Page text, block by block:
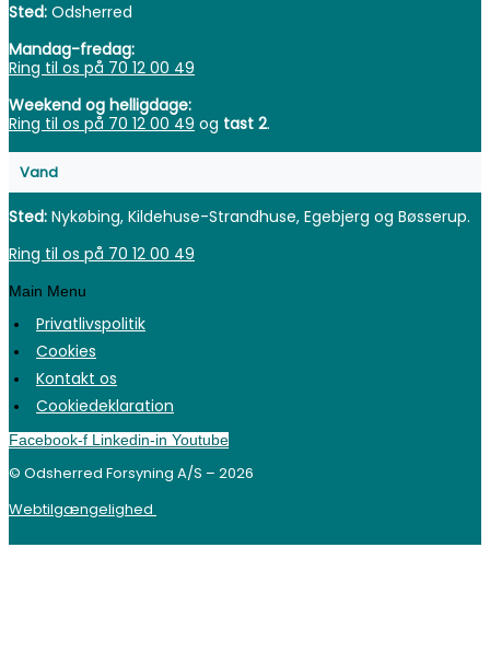
Sted: Odsherred
Mandag-fredag:
Ring til os på 70 12 00 49
Weekend og helligdage:
Ring til os på 70 12 00 49 og tast 2.
Vand
Sted: Nykøbing, Kildehuse-Strandhuse, Egebjerg og Bøsserup.
Ring til os på 70 12 00 49
Main Menu
Privatlivspolitik
Cookies
Kontakt os
Cookiedeklaration
Facebook-f Linkedin-in Youtube
© Odsherred Forsyning A/S – 2026
Webtilgængelighed